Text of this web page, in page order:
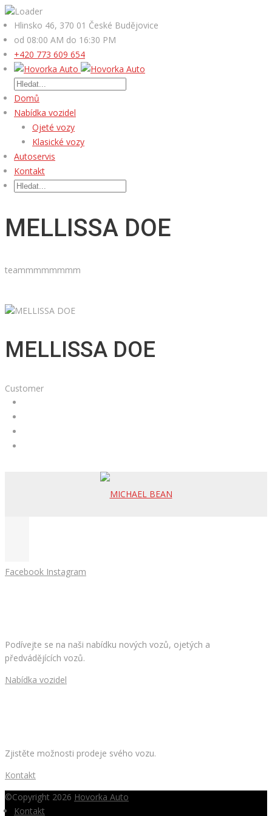
Hlinsko 46, 370 01 České Budějovice
od 08:00 AM do 16:30 PM
+420 773 609 654
Domů
Nabídka vozidel
Ojeté vozy
Klasické vozy
Autoservis
Kontakt
MELLISSA DOE
teammmmmmmm
MELLISSA DOE
Customer
Facebook Instagram
Podívejte se na naši nabídku nových vozů, ojetých a
předvádějících vozů.
Nabídka vozidel
Zjistěte možnosti prodeje svého vozu.
Kontakt
©Copyright 2026 Hovorka Auto
Kontakt